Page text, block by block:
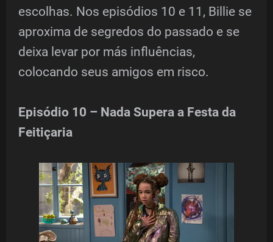
escolhas. Nos episódios 10 e 11, Billie se
aproxima de segredos do passado e se
deixa levar por más influências,
colocando seus amigos em risco.
Episódio 10 – Nada Supera a Festa da
Feitiçaria